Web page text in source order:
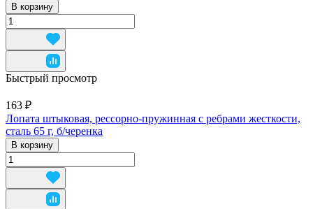
В корзину
Быстрый просмотр
163 ₽
Лопата штыковая, рессорно-пружинная с ребрами жесткости,
сталь 65 г, б/черенка
В корзину